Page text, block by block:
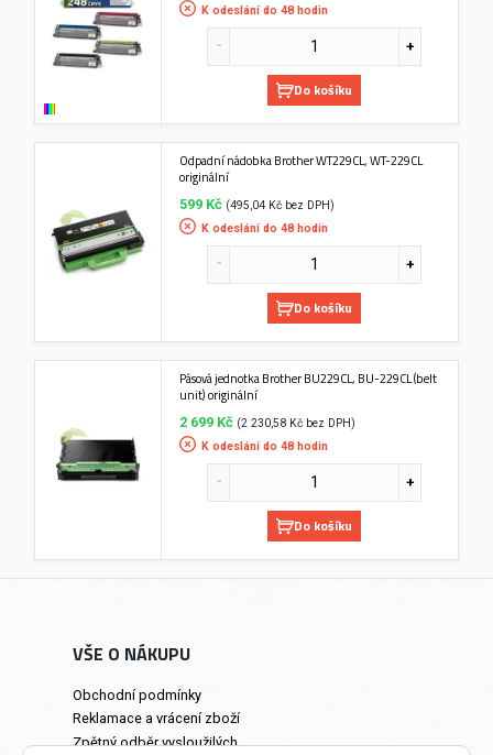
K odeslání do 48 hodin
Do košíku
Odpadní nádobka Brother WT229CL, WT-229CL
originální
599 Kč (495,04 Kč bez DPH)
K odeslání do 48 hodin
Do košíku
Pásová jednotka Brother BU229CL, BU-229CL (belt
unit) originální
2 699 Kč (2 230,58 Kč bez DPH)
K odeslání do 48 hodin
Do košíku
VŠE O NÁKUPU
Obchodní podmínky
Reklamace a vrácení zboží
Zpětný odběr vysloužilých